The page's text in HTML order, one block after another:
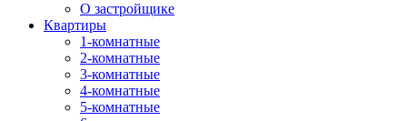
О застройщике
Квартиры
1-комнатные
2-комнатные
3-комнатные
4-комнатные
5-комнатные